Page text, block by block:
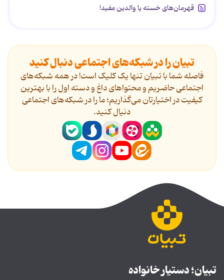
قهرمان‌های خسته یا والدین مفید!
تبیان را در شبکه‌های اجتماعی دنبال کنید
فاصله شما با تبیان تنها یک کلیک است! در همه شبکه‌های
اجتماعی حاضریم و محتواهای داغ و دسته اول را با بهترین
کیفیت در اختیارتان می‌گذاریم؛ ما را در شبکه‌های اجتماعی
دنیال کنید.
تبیان؛ دستیار خانواده